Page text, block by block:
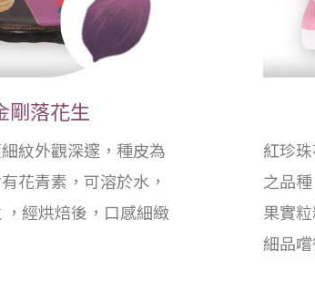
剛落花生
紋外觀深邃，種皮為
花青素，可溶於水，
經烘焙後，口感細緻
紅珍
之品
果實
細品